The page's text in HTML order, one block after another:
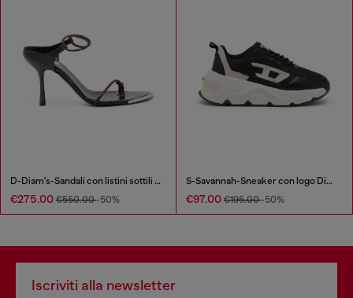
D-Diam's-Sandali con listini sottili effetto coccodrillo
€275.00 €550.00-50%
S-Savannah-Sneaker con logo Diesel
€97.00 €195.00-50%
Iscriviti alla newsletter